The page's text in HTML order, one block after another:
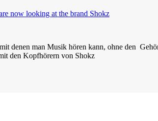
now looking at the brand Shokz
denen man Musik hören kann, ohne den
den Kopfhörern von Shokz